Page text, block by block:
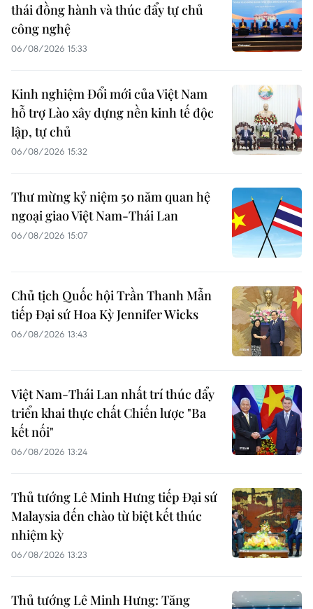
thái đồng hành và thúc đẩy tự chủ
công nghệ
06/08/2026 15:33
Kinh nghiệm Đổi mới của Việt Nam
hỗ trợ Lào xây dựng nền kinh tế độc
lập, tự chủ
06/08/2026 15:32
Thư mừng kỷ niệm 50 năm quan hệ
ngoại giao Việt Nam-Thái Lan
06/08/2026 15:07
Chủ tịch Quốc hội Trần Thanh Mẫn
tiếp Đại sứ Hoa Kỳ Jennifer Wicks
06/08/2026 13:43
Việt Nam-Thái Lan nhất trí thúc đẩy
triển khai thực chất Chiến lược "Ba
kết nối"
06/08/2026 13:24
Thủ tướng Lê Minh Hưng tiếp Đại sứ
Malaysia đến chào từ biệt kết thúc
nhiệm kỳ
06/08/2026 13:23
Thủ tướng Lê Minh Hưng: Tăng